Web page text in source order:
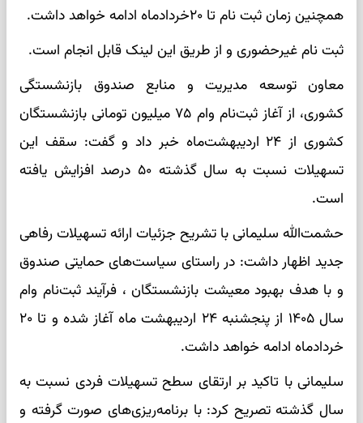
همچنین زمان ثبت نام تا ۲۰خردادماه ادامه خواهد داشت.
ثبت نام غیرحضوری و از طریق این لینک قابل انجام است.
معاون توسعه مدیریت و منابع صندوق بازنشستگی
کشوری، از آغاز ثبت‌نام وام ۷۵ میلیون تومانی بازنشستگان
کشوری از ۲۴ اردیبهشت‌ماه خبر داد و گفت: سقف این
تسهیلات نسبت به سال گذشته ۵۰ درصد افزایش یافته
است.
حشمت‌الله سلیمانی با تشریح جزئیات ارائه تسهیلات رفاهی
جدید اظهار داشت: در راستای سیاست‌های حمایتی صندوق
و با هدف بهبود معیشت بازنشستگان ، فرآیند ثبت‌نام وام
سال ۱۴۰۵ از پنجشنبه ۲۴ اردیبهشت ماه آغاز شده و تا ۲۰
خردادماه ادامه خواهد داشت.
سلیمانی با تاکید بر ارتقای سطح تسهیلات فردی نسبت به
سال گذشته تصریح کرد: با برنامه‌ریزی‌های صورت گرفته و